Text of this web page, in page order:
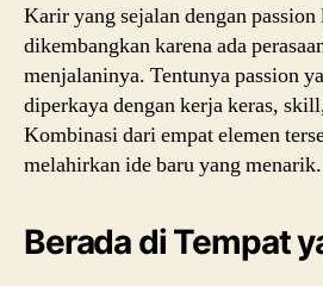
Karir yang sejalan dengan
dikembangkan karena ada
menjalaninya. Tentunya passion
diperkaya dengan kerja keras,
Kombinasi dari empat elemen
melahirkan ide baru yang menarik.
Berada di Tempat